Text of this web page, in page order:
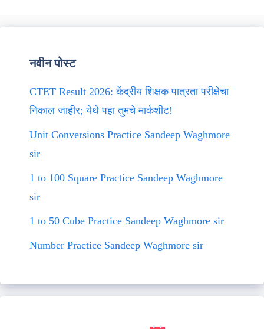
नवीन पोस्ट
CTET Result 2026: केंद्रीय शिक्षक पात्रता परीक्षेचा
निकाल जाहीर; येथे पहा तुमचे मार्कशीट!
Unit Conversions Practice Sandeep Waghmore
sir
1 to 100 Square Practice Sandeep Waghmore
sir
1 to 50 Cube Practice Sandeep Waghmore sir
Number Practice Sandeep Waghmore sir